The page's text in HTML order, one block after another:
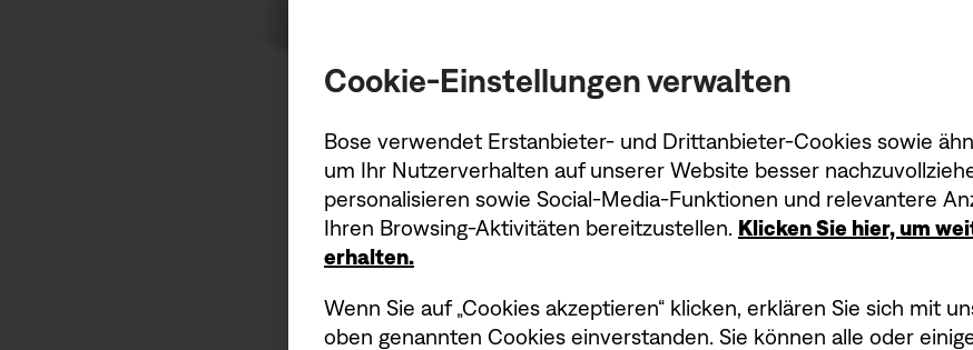
Cookie-Einstellungen verwalten
Bose verwendet Erstanbieter- und Drittanbieter-Cookies sowie
um Ihr Nutzerverhalten auf unserer Website besser
personalisieren sowie Social-Media-Funktionen und relevantere
Ihren Browsing-Aktivitäten bereitzustellen. Klicken Sie hier, um
erhalten.
Wenn Sie auf „Cookies akzeptieren“ klicken, erklären Sie sich mit
oben genannten Cookies einverstanden. Sie können alle oder